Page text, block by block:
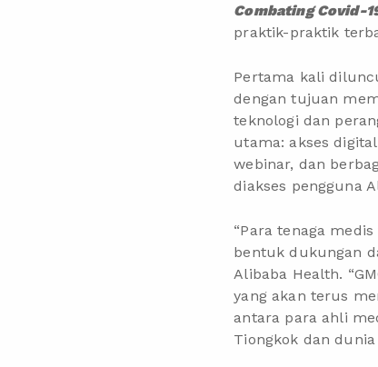
Combating Covid-
praktik-praktik
Pertama kali
dengan tujuan
teknologi dan
utama: akses
webinar, dan
diakses pengguna
“Para tenaga
bentuk dukungan
Alibaba Health.
yang akan terus
antara para ahli
Tiongkok dan